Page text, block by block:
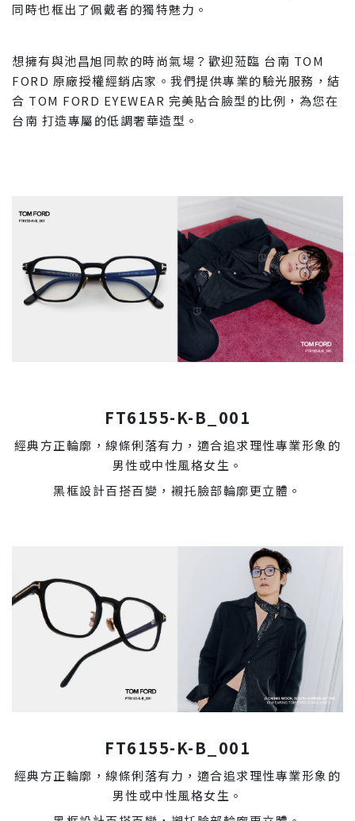
同時也框出了佩戴者的獨特魅力。
想擁有與池昌旭同款的時尚氣場？歡迎蒞臨 台南 TOM
FORD 原廠授權經銷店家。我們提供專業的驗光服務，結
合 TOM FORD EYEWEAR 完美貼合臉型的比例，為您在
台南 打造專屬的低調奢華造型。
FT6155-K-B_001
經典方正輪廓，線條俐落有力，適合追求理性專業形象的
男性或中性風格女生。
黑框設計百搭百變，襯托臉部輪廓更立體。
FT6155-K-B_001
經典方正輪廓，線條俐落有力，適合追求理性專業形象的
男性或中性風格女生。